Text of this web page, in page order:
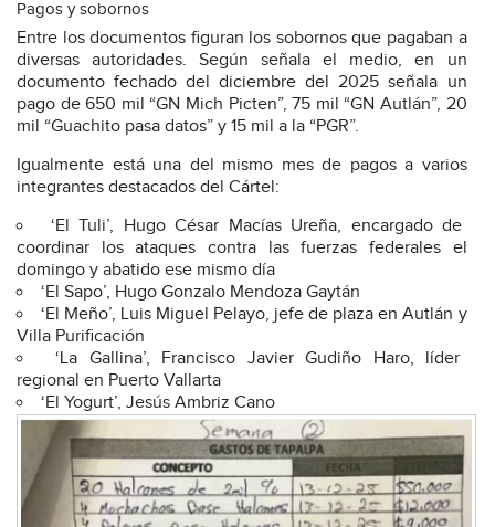
Pagos y sobornos
Entre los documentos figuran los sobornos que pagaban a
diversas autoridades. Según señala el medio, en un
documento fechado del diciembre del 2025 señala un
pago de 650 mil “GN Mich Picten”, 75 mil “GN Autlán”, 20
mil “Guachito pasa datos” y 15 mil a la “PGR”.
Igualmente está una del mismo mes de pagos a varios
integrantes destacados del Cártel:
‘El Tuli’, Hugo César Macías Ureña, encargado de
coordinar los ataques contra las fuerzas federales el
domingo y abatido ese mismo día
‘El Sapo’, Hugo Gonzalo Mendoza Gaytán
‘El Meño’, Luis Miguel Pelayo, jefe de plaza en Autlán y
Villa Purificación
‘La Gallina’, Francisco Javier Gudiño Haro, líder
regional en Puerto Vallarta
‘El Yogurt’, Jesús Ambriz Cano